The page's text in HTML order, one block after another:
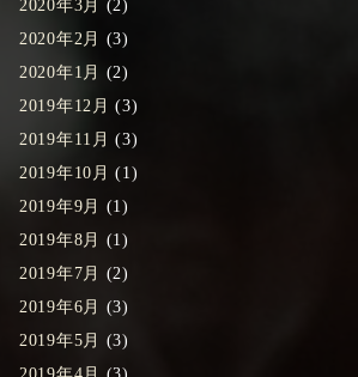
2020年3月
(2)
2020年2月
(3)
2020年1月
(2)
2019年12月 (3)
2019年11月 (3)
2019年10月 (1)
2019年9月
(1)
2019年8月
(1)
2019年7月
(2)
2019年6月
(3)
2019年5月
(3)